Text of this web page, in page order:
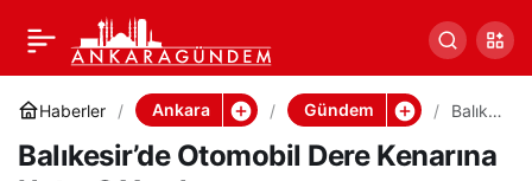
Haberler Ankara Gündem
Balıke
Otom
obil
Balıkesir’de Otomobil Dere Kenarına
Balıkesir’de Otomobil
Dere Kenarına Uçtu: 2
Yaralı
Paylaş